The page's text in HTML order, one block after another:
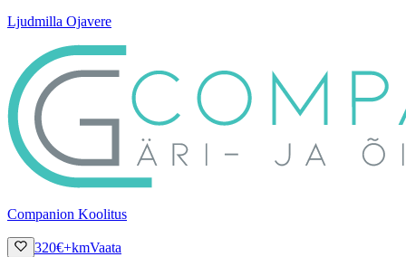
Ljudmilla Ojavere
Companion Koolitus
320€+kmVaata